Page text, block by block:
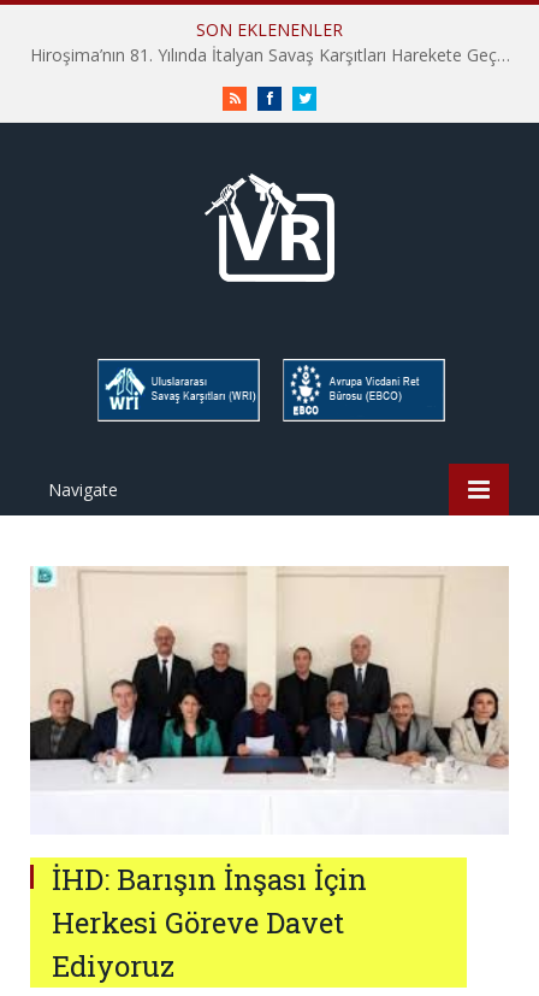
SON EKLENENLER
Hiroşima’nın 81. Yılında İtalyan Savaş Karşıtları Harekete Geçti: “Hatırlamak yeterli değil”
RSS FacebookTwitter
Navigate
İHD: Barışın İnşası İçin
Herkesi Göreve Davet
Ediyoruz